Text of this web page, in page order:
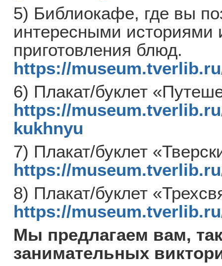
5) Библиокафе, где вы
интересными историями
приготовления блюд.
https://
6) Плакат/буклет
https://
kukhnyu
7) Плакат/буклет
https://
8) Плакат/буклет
https://
Мы предлагаем вам,
занимательных